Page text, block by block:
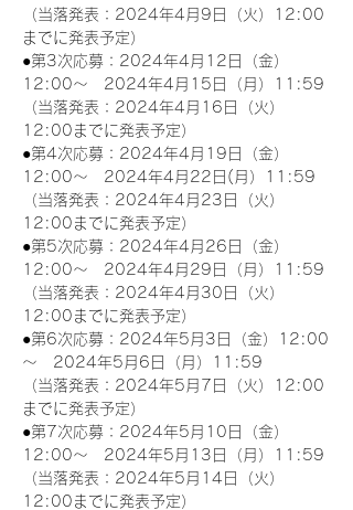
（当落発表：2024年4月9日（火）12:00
までに発表予定）
●第3次応募：2024年4月12日（金）
12:00～　2024年4月15日（月）11:59
（当落発表：2024年4月16日（火）
12:00までに発表予定）
●第4次応募：2024年4月19日（金）
12:00～　2024年4月22日(月）11:59
（当落発表：2024年4月23日（火）
12:00までに発表予定）
●第5次応募：2024年4月26日（金）
12:00～　2024年4月29日（月）11:59
（当落発表：2024年4月30日（火）
12:00までに発表予定）
●第6次応募：2024年5月3日（金）12:00
～　2024年5月6日（月）11:59
（当落発表：2024年5月7日（火）12:00
までに発表予定）
●第7次応募：2024年5月10日（金）
12:00～　2024年5月13日（月）11:59
（当落発表：2024年5月14日（火）
12:00までに発表予定）